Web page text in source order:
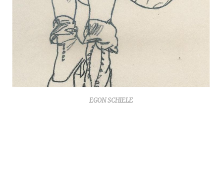
EGON SCHIELE